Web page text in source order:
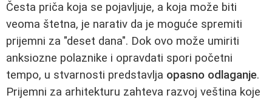
Česta priča koja se pojavljuje, a koja može biti
veoma štetna, je narativ da je moguće spremiti
prijemni za "deset dana". Dok ovo može umiriti
anksiozne polaznike i opravdati spori početni
tempo, u stvarnosti predstavlja opasno odlaganje.
Prijemni za arhitekturu zahteva razvoj veština koje